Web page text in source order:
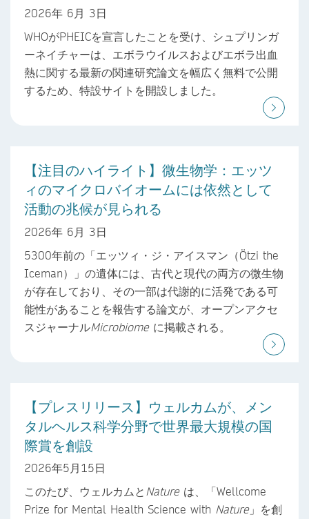
2026年 6月 3日
WHOがPHEICを宣言したことを受け、シュプリンガ
ーネイチャーは、エボラウイルスおよびエボラ出血
熱に関する最新の関連研究論文を幅広く無料で公開
するため、特設サイトを開設しました。
【注目のハイライト】微生物学：エッツ
ィのマイクロバイオームには依然として
活動の兆候が見られる
2026年 6月 3日
5300年前の「エッツィ・ジ・アイスマン（Ötzi the
Iceman）」の遺体には、古代と現代の両方の微生物
が存在しており、その一部は代謝的に活発である可
能性があることを報告する論文が、オープンアクセ
スジャーナルMicrobiome に掲載される。
【プレスリリース】ウェルカムが、メン
タルヘルス科学分野で世界最大規模の国
際賞を創設
2026年5月15日
このたび、ウェルカムとNature は、「Wellcome
Prize for Mental Health Science with Nature」を創